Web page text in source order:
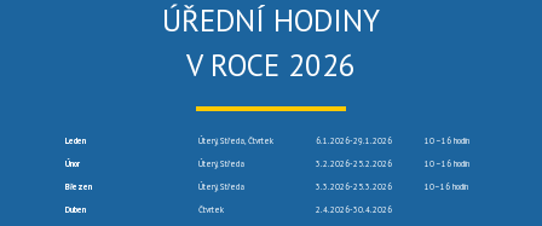
ÚŘEDNÍ HODINY
V ROCE 2026
Leden Úterý, Středa, Čtvrtek 6.1.2026-29.1.2026 10 –16 hodin
Únor Úterý, Středa 3.2.2026-25.2.2026 10 –16 hodin
Březen Úterý, Středa 3.3.2026-25.3.2026 10–16 hodin
Duben Čtvrtek 2.4.2026-30.4.2026